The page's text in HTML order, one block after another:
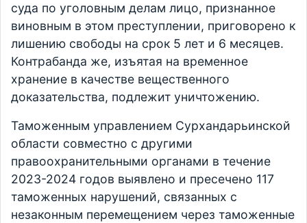
суда по уголовным делам лицо, признанное
виновным в этом преступлении, приговорено к
лишению свободы на срок 5 лет и 6 месяцев.
Контрабанда же, изъятая на временное
хранение в качестве вещественного
доказательства, подлежит уничтожению.
Таможенным управлением Сурхандарьинской
области совместно с другими
правоохранительными органами в течение
2023-2024 годов выявлено и пресечено 117
таможенных нарушений, связанных с
незаконным перемещением через таможенные